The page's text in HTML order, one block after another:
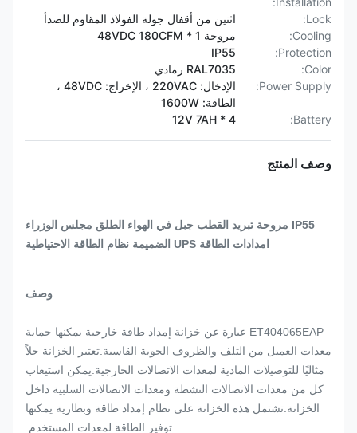
Lock:
اثنين من أقفال جولة الفولاذ المقاوم للصدأ
Cooling:
مروحة 48VDC 180CFM * 1
Protection:
IP55
Color:
RAL7035 رمادي
Power Supply:
الإدخال: 220VAC ، الإخراج: 48VDC ،
الطاقة: 1600W
Battery:
12V 7AH * 4
وصف المنتج
IP55 مروحة تبريد القطب جبل في الهواء الطلق مجلس الوزراء
امدادات الطاقة UPS الضميمة نظام الطاقة الاحتياطية
وصف
ET404065EAP عبارة عن خزانة إمداد طاقة خارجية يمكنها حماية
معدات العميل من التلف والظروف الجوية القاسية.تعتبر الخزانة حلاً
مثاليًا للتوصيلات المادية لمعدات الاتصالات الخارجية.يمكن استيعاب
كل من معدات الاتصالات النشطة ومعدات الاتصالات السلبية داخل
الخزانة.تشتمل هذه الخزانة على نظام إمداد طاقة وبطارية يمكنها
توفير الطاقة لمعدات المستخدم.